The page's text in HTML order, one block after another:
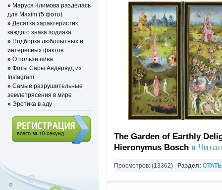
The Garden of Earthly
Hieronymus Bosch »
Просмотров: (13362) Раздел:
» Маруся Климова разделась
для Maxim (5 фото)
» Десятка характеристик
каждого знака зодиака
» Подборка любопытных и
интересных фактов
» О пользе пива
» Фоты Сары Андервуд из
Instagram
» Самые разрушительные
землетрясения в мире
» Эротика в аду